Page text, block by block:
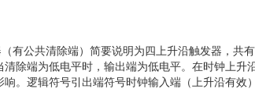
有公共清除端）简要说明为四上升沿触发器，共
除端为低电平时，输出端为低电平。在时钟上升
。逻辑符号引出端符号时钟输入端（上升沿有效